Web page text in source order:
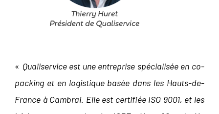
« Qualiservice est une entreprise spécialisée en co-
packing et en logistique basée dans les Hauts-de-
France à Cambrai. Elle est certifiée ISO 9001, et les